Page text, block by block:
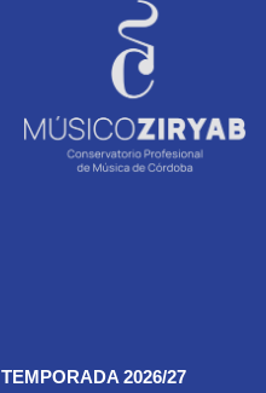
TEMPORADA 2026/27